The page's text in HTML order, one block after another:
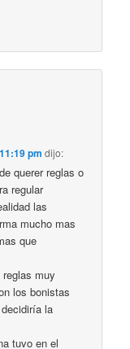
pm dijo:
querer reglas o
regular
las
mucho mas
que
muy
los bonistas
la
tuvo en el